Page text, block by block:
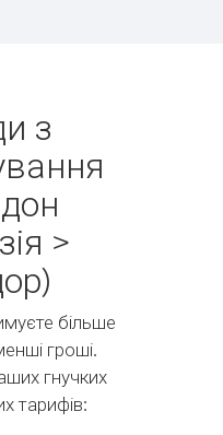
з
>
більше
гроші.
гнучких
тарифів: